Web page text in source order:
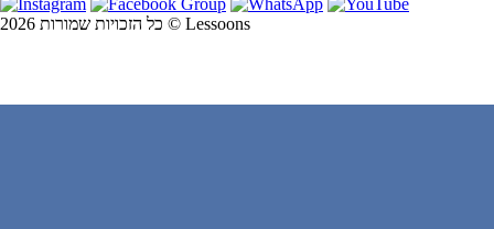
כל הזכויות שמורות 2026 © Lessoons